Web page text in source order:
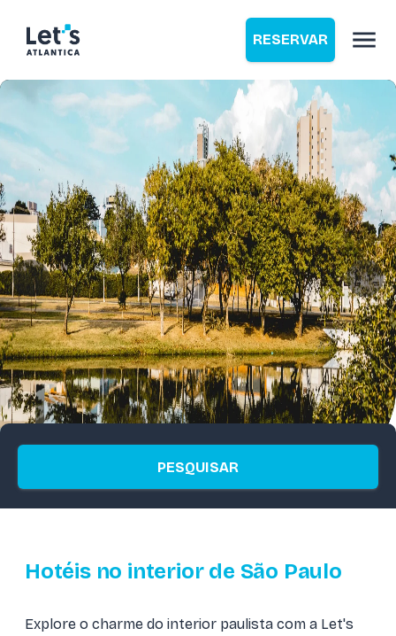
RESERVAR
PESQUISAR
Hotéis no interior de São Paulo
Explore o charme do interior paulista com a Let's